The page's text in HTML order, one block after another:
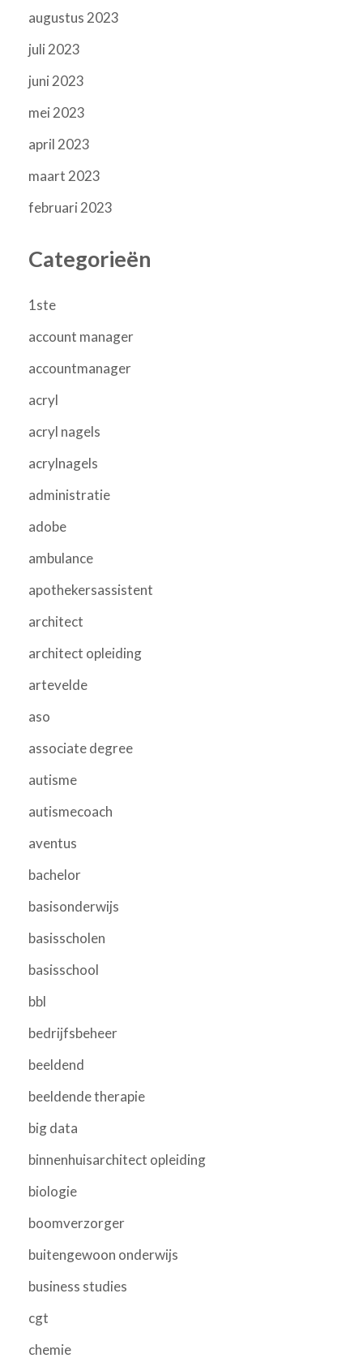
augustus 2023
juli 2023
juni 2023
mei 2023
april 2023
maart 2023
februari 2023
Categorieën
1ste
account manager
accountmanager
acryl
acryl nagels
acrylnagels
administratie
adobe
ambulance
apothekersassistent
architect
architect opleiding
artevelde
aso
associate degree
autisme
autismecoach
aventus
bachelor
basisonderwijs
basisscholen
basisschool
bbl
bedrijfsbeheer
beeldend
beeldende therapie
big data
binnenhuisarchitect opleiding
biologie
boomverzorger
buitengewoon onderwijs
business studies
cgt
chemie